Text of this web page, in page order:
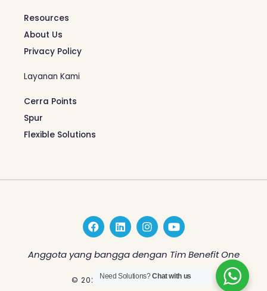
Resources
About Us
Privacy Policy
Layanan Kami
Cerra Points
Spur
Flexible Solutions
F
a
c
e
L
i
n
k
e
d
I
n
s
t
a
g
Y
o
u
t
b
Anggota yang bangga dengan Tim Benefit One
© 2026 Benefit One Indonesia
Need Solutions?Chat with us